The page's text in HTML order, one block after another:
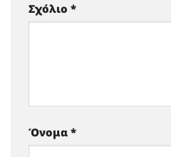
Σχόλιο *
Όνομα *